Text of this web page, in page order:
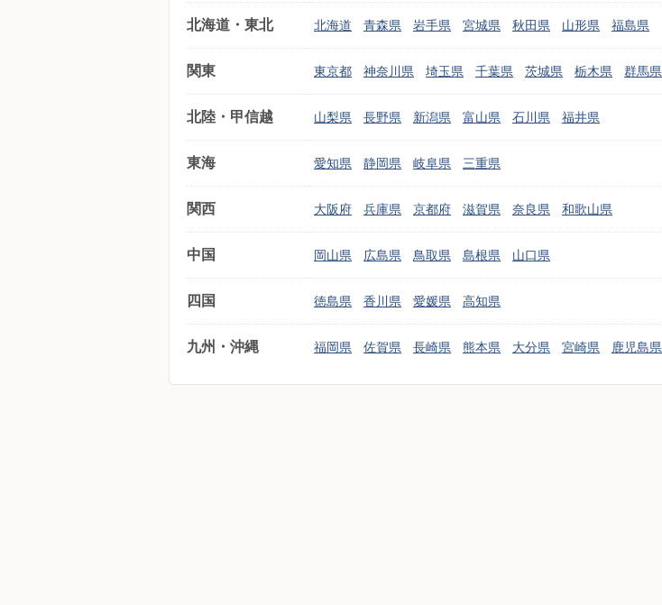
北海道・東北 北海道 青森県 岩手県 宮城県 秋田県 山形県 福島県
関東 東京都 神奈川県 埼玉県 千葉県 茨城県 栃木県 群馬県
北陸・甲信越 山梨県 長野県 新潟県 富山県 石川県 福井県
東海 愛知県 静岡県 岐阜県 三重県
関西 大阪府 兵庫県 京都府 滋賀県 奈良県 和歌山県
中国 岡山県 広島県 鳥取県 島根県 山口県
四国 徳島県 香川県 愛媛県 高知県
九州・沖縄 福岡県 佐賀県 長崎県 熊本県 大分県 宮崎県 鹿児島県